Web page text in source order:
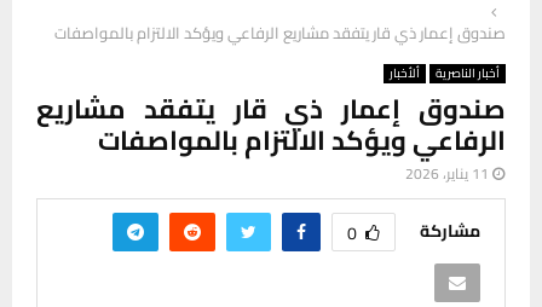
صندوق إعمار ذي قار يتفقد مشاريع الرفاعي ويؤكد الالتزام بالمواصفات
أخبار الناصرية ألأخبار
صندوق إعمار ذي قار يتفقد مشاريع
الرفاعي ويؤكد الالتزام بالمواصفات
11 يناير، 2026
مشاركة 0